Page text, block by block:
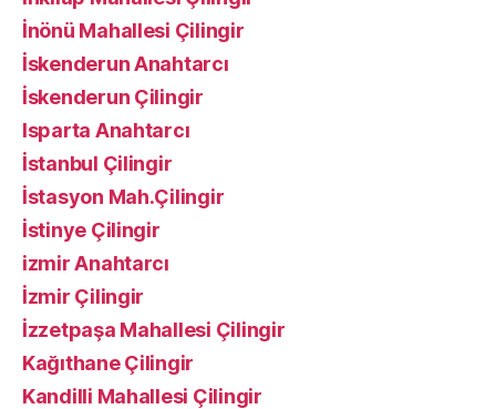
İnönü Mahallesi Çilingir
İskenderun Anahtarcı
İskenderun Çilingir
Isparta Anahtarcı
İstanbul Çilingir
İstasyon Mah.Çilingir
İstinye Çilingir
izmir Anahtarcı
İzmir Çilingir
İzzetpaşa Mahallesi Çilingir
Kağıthane Çilingir
Kandilli Mahallesi Çilingir